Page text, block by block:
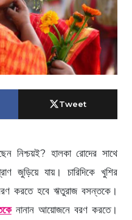
Tweet
নিশ্চয়ই? হালকা রোদের সাথে
জুড়িয়ে যায়। চারিদিকে খুশির
করতে হবে ঋতুরাজ বসন্তকে।
নানান আয়োজনে বরণ করতে।